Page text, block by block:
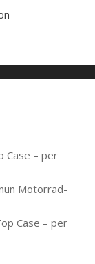
Case – per
Motorrad-
Case – per